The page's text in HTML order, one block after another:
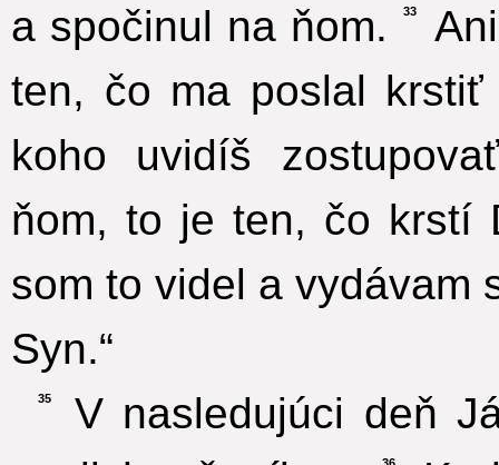
a spočinul na ňom.
33
ten, čo ma poslal
koho uvidíš
ňom, to je ten, čo krstí
som to videl a vydávam
Syn.“
35
V nasledujúci deň